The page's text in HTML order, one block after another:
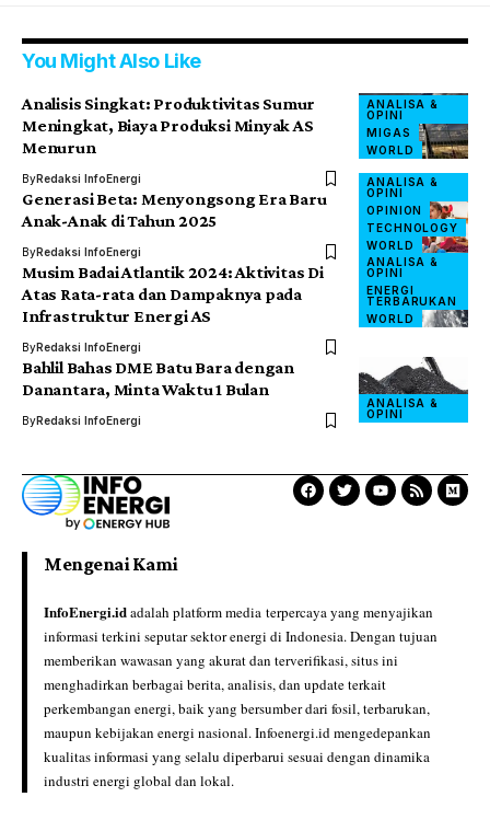
You Might Also Like
ANALISA &
OPINI
MIGAS
WORLD
Analisis Singkat: Produktivitas Sumur
Meningkat, Biaya Produksi Minyak AS
Menurun
ByRedaksi InfoEnergi
ANALISA &
OPINI
OPINION
TECHNOLOGY
WORLD
Generasi Beta: Menyongsong Era Baru
Anak-Anak di Tahun 2025
ByRedaksi InfoEnergi
ANALISA &
OPINI
ENERGI
TERBARUKAN
WORLD
Musim Badai Atlantik 2024: Aktivitas Di
Atas Rata-rata dan Dampaknya pada
Infrastruktur Energi AS
ByRedaksi InfoEnergi
ANALISA &
OPINI
Bahlil Bahas DME Batu Bara dengan
Danantara, Minta Waktu 1 Bulan
ByRedaksi InfoEnergi
Mengenai Kami
InfoEnergi.idadalah platform media terpercaya yang menyajikan
informasi terkini seputar sektor energi di Indonesia. Dengan tujuan
memberikan wawasan yang akurat dan terverifikasi, situs ini
menghadirkan berbagai berita, analisis, dan update terkait
perkembangan energi, baik yang bersumber dari fosil, terbarukan,
maupun kebijakan energi nasional. Infoenergi.id mengedepankan
kualitas informasi yang selalu diperbarui sesuai dengan dinamika
industri energi global dan lokal.